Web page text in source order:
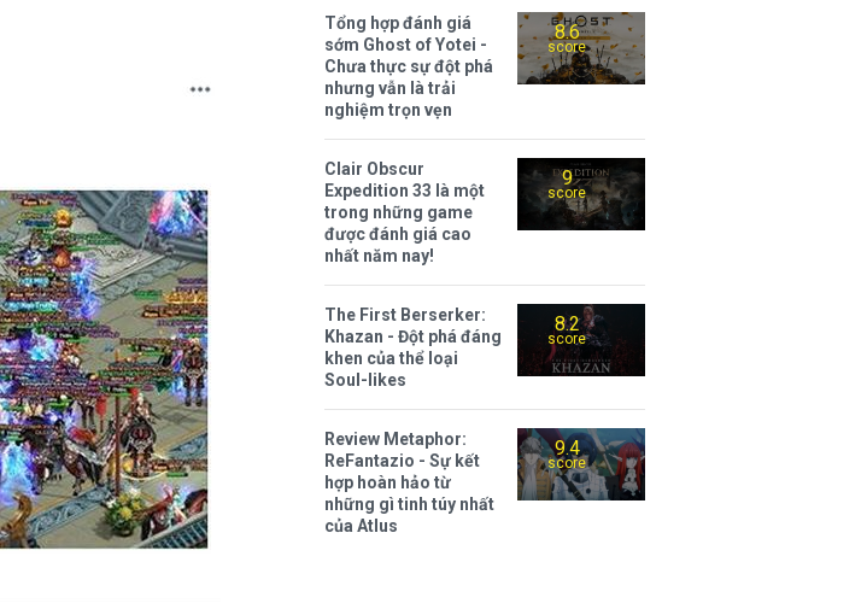
8.6
score
Tổng hợp đánh giá
sớm Ghost of Yotei -
Chưa thực sự đột phá
nhưng vẫn là trải
nghiệm trọn vẹn
9
score
Clair Obscur
Expedition 33 là một
trong những game
được đánh giá cao
nhất năm nay!
8.2
score
The First Berserker:
Khazan - Đột phá đáng
khen của thể loại
Soul-likes
9.4
score
Review Metaphor:
ReFantazio - Sự kết
hợp hoàn hảo từ
những gì tinh túy nhất
của Atlus